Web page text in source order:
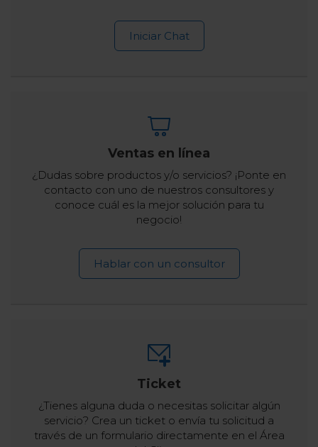
Iniciar Chat
Ventas en línea
¿Dudas sobre productos y/o servicios? ¡Ponte en
contacto con uno de nuestros consultores y
conoce cuál es la mejor solución para tu
negocio!
Hablar con un consultor
Ticket
¿Tienes alguna duda o necesitas solicitar algún
servicio? Crea un ticket o envía tu solicitud a
través de un formulario directamente en el Área